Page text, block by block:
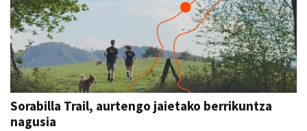
Sorabilla Trail, aurtengo jaietako berrikuntza
nagusia